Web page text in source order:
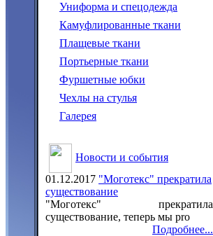
Униформа и спецодежда
Камуфлированные ткани
Плащевые ткани
Портьерные ткани
Фуршетные юбки
Чехлы на стулья
Галерея
Новости и события
01.12.2017 "Моготекс" прекратила
существование
"Моготекс" прекратила
существование, теперь мы pro
Подробнее...